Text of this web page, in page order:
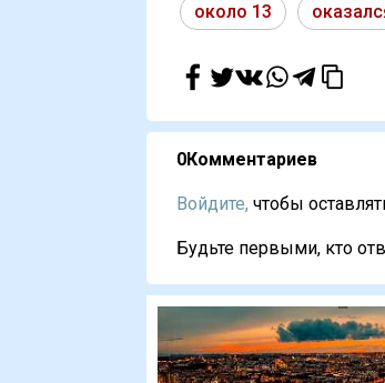
около 13
0Комментариев
Войдите, чтобы
Будьте первыми, кто